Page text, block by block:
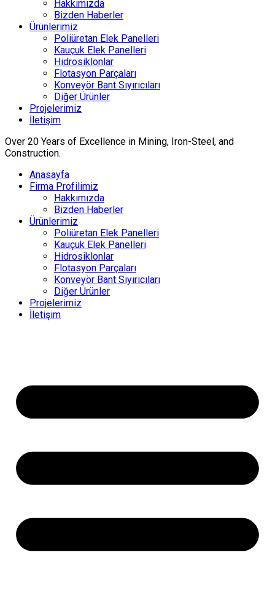
Hakkımızda
Bizden Haberler
Ürünlerimiz
Poliüretan Elek Panelleri
Kauçuk Elek Panelleri
Hidrosiklonlar
Flotasyon Parçaları
Konveyör Bant Sıyırıcıları
Diğer Ürünler
Projelerimiz
İletişim
Over 20 Years of Excellence in Mining, Iron-Steel, and
Construction.
Anasayfa
Firma Profilimiz
Hakkımızda
Bizden Haberler
Ürünlerimiz
Poliüretan Elek Panelleri
Kauçuk Elek Panelleri
Hidrosiklonlar
Flotasyon Parçaları
Konveyör Bant Sıyırıcıları
Diğer Ürünler
Projelerimiz
İletişim